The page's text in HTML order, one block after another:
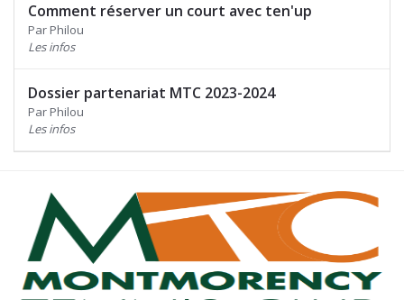
Comment réserver un court avec ten'up
Par Philou
Les infos
Dossier partenariat MTC 2023-2024
Par Philou
Les infos